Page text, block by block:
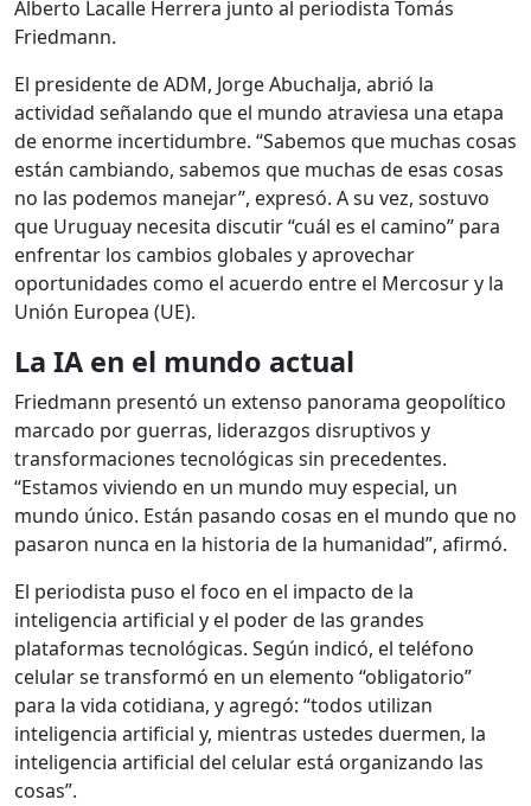
Alberto Lacalle Herrera junto al periodista Tomás
Friedmann.
El presidente de ADM, Jorge Abuchalja, abrió la
actividad señalando que el mundo atraviesa una etapa
de enorme incertidumbre. “Sabemos que muchas cosas
están cambiando, sabemos que muchas de esas cosas
no las podemos manejar”, expresó. A su vez, sostuvo
que Uruguay necesita discutir “cuál es el camino” para
enfrentar los cambios globales y aprovechar
oportunidades como el acuerdo entre el Mercosur y la
Unión Europea (UE).
La IA en el mundo actual
Friedmann presentó un extenso panorama geopolítico
marcado por guerras, liderazgos disruptivos y
transformaciones tecnológicas sin precedentes.
“Estamos viviendo en un mundo muy especial, un
mundo único. Están pasando cosas en el mundo que no
pasaron nunca en la historia de la humanidad”, afirmó.
El periodista puso el foco en el impacto de la
inteligencia artificial y el poder de las grandes
plataformas tecnológicas. Según indicó, el teléfono
celular se transformó en un elemento “obligatorio”
para la vida cotidiana, y agregó: “todos utilizan
inteligencia artificial y, mientras ustedes duermen, la
inteligencia artificial del celular está organizando las
cosas”.